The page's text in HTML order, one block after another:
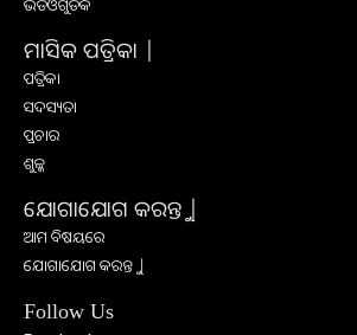
ଭିଡିଓଗୁଡିକ
ମାସିକ ପତ୍ରିକା |
ପତ୍ରିକା
ସଦସ୍ୟତା
ପ୍ରଚାର
ଶୁଳ୍କ
ଯୋଗାଯୋଗ କରନ୍ତୁ |
ଆମ ବିଷୟରେ
ଯୋଗାଯୋଗ କରନ୍ତୁ |
Follow Us